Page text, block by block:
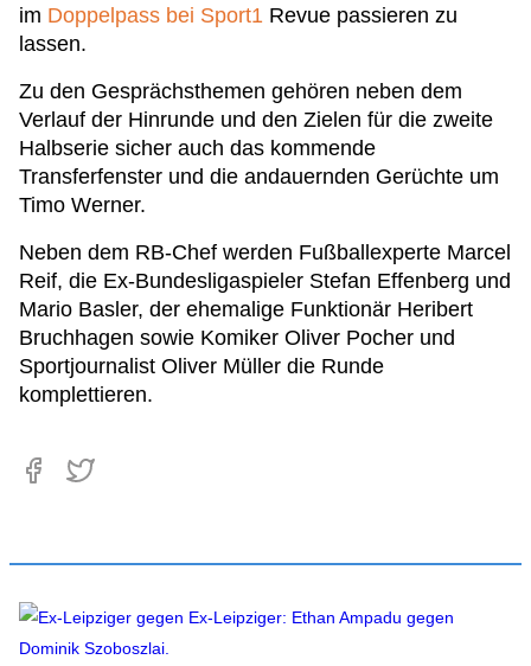
im Doppelpass bei Sport1 Revue passieren zu
lassen.
Zu den Gesprächsthemen gehören neben dem
Verlauf der Hinrunde und den Zielen für die zweite
Halbserie sicher auch das kommende
Transferfenster und die andauernden Gerüchte um
Timo Werner.
Neben dem RB-Chef werden Fußballexperte Marcel
Reif, die Ex-Bundesligaspieler Stefan Effenberg und
Mario Basler, der ehemalige Funktionär Heribert
Bruchhagen sowie Komiker Oliver Pocher und
Sportjournalist Oliver Müller die Runde
komplettieren.